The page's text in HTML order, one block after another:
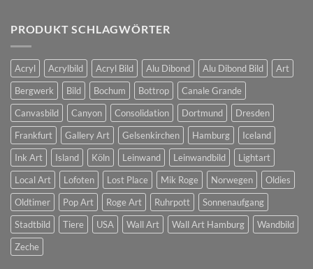
PRODUKT SCHLAGWÖRTER
Acryl Acrylbild Acryl Bild Alu Dibond Alu Dibond Bild
Art
Bergwerk
Bild Bochum Bottrop
Canale Grande
Canvasbild
Canyon Consolidation Dortmund
Dresden
Frankfurt
Gallery Art Gelsenkirchen Hamburg
Iceland
Ink Art
Island Köln Leinwand Leinwandbild
Lightart
Local Art
Lofoten Lost Place Mik Roge Norwegen
Oldies
Oldtimer
Pop Art Roge Art Ruhrpott
Sonnenaufgang
Stadtbild
Tiere USA Wall Art Wall Art Hamburg
Wandbild
Zeche